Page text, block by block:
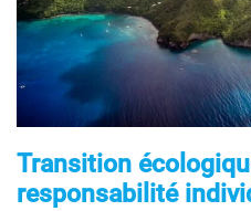
Transition
responsabilité